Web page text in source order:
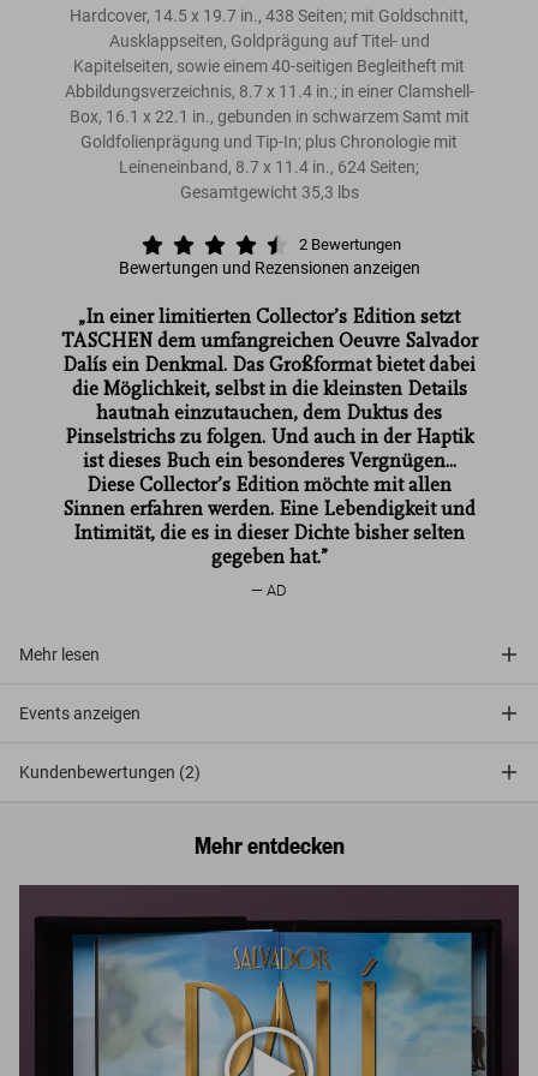
Hardcover, 14.5 x 19.7 in., 438 Seiten; mit Goldschnitt,
Ausklappseiten, Goldprägung auf Titel- und
Kapitelseiten, sowie einem 40-seitigen Begleitheft mit
Abbildungsverzeichnis, 8.7 x 11.4 in.; in einer Clamshell-
Box, 16.1 x 22.1 in., gebunden in schwarzem Samt mit
Goldfolienprägung und Tip-In; plus Chronologie mit
Leineneinband, 8.7 x 11.4 in., 624 Seiten;
Gesamtgewicht 35,3 lbs
2 Bewertungen
Bewertungen und Rezensionen anzeigen
„In einer limitierten Collector’s Edition setzt
TASCHEN dem umfangreichen Oeuvre Salvador
Dalís ein Denkmal. Das Großformat bietet dabei
die Möglichkeit, selbst in die kleinsten Details
hautnah einzutauchen, dem Duktus des
Pinselstrichs zu folgen. Und auch in der Haptik
ist dieses Buch ein besonderes Vergnügen...
Diese Collector’s Edition möchte mit allen
Sinnen erfahren werden. Eine Lebendigkeit und
Intimität, die es in dieser Dichte bisher selten
gegeben hat.”
AD
Mehr lesen
Events anzeigen
Kundenbewertungen (2)
Mehr entdecken